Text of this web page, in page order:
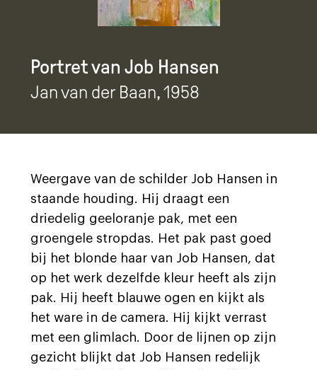
Portret van Job Hansen
Jan van der Baan, 1958
Weergave van de schilder Job Hansen in
staande houding. Hij draagt een
driedelig geeloranje pak, met een
groengele stropdas. Het pak past goed
bij het blonde haar van Job Hansen, dat
op het werk dezelfde kleur heeft als zijn
pak. Hij heeft blauwe ogen en kijkt als
het ware in de camera. Hij kijkt verrast
met een glimlach. Door de lijnen op zijn
gezicht blijkt dat Job Hansen redelijk